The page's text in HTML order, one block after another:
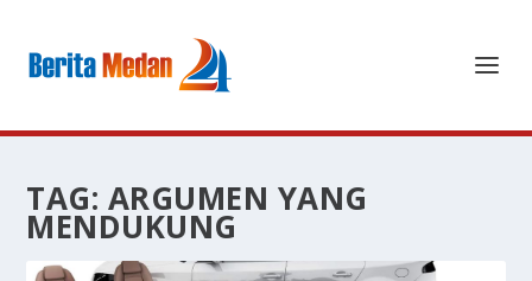
TAG: ARGUMEN YANG
MENDUKUNG